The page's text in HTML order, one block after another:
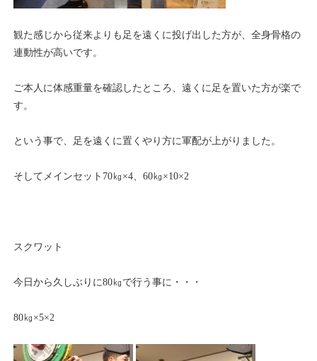
観た感じから従来よりも足を遠くに投げ出した方が、全身骨格の
連動性が高いです。
ご本人に体感重量を確認したところ、遠くに足を置いた方が楽で
す。
という事で、足を遠くに置くやり方に軍配が上がりました。
そしてメインセット70㎏×4、60㎏×10×2
スクワット
今日から久しぶりに80㎏で行う事に・・・
80㎏×5×2